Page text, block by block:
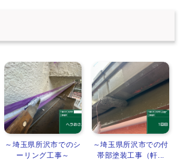
～埼玉県所沢市でのシ
ーリング工事～
～埼玉県所沢市での付
帯部塗装工事（軒...